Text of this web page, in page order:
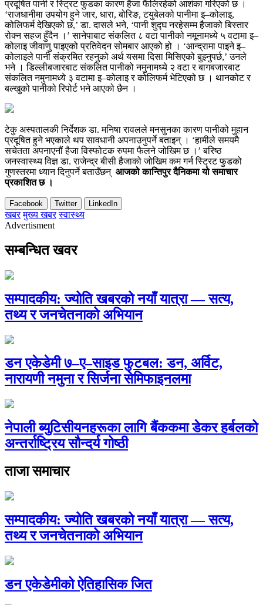
प्रदूषित पानी र स्ट्रिट फुडका कारण हैजा फैलिरहेको आशंका गरिएको छ ।
‘राजधानीमा उपयोग हुने जार, धारा, बोरिङ, टयुबेलको पानीमा इ–कोलाइ,
कोलिफर्म देखिएको छ,’ डा. दासले भने, ‘पानी शुद्घ नरहेसम्म हैजाको बिस्तार
रोक्न सहज हुँदैन ।’ सानेपाबाट संकलित ८ वटा पानीको नमूनामध्ये ५ वटामा इ–
कोलाइ जीवाणु पाइएको प्रतिवेदन सोमबार आएको हो । ‘आन्द्रामा पाइने इ–
कोलाइले पानी संक्रमित रहनुको अर्थ यसमा दिसा मिसिएको बुझ्नुपर्छ,’ उनले
भने । डिल्लीबजारबाट संकलित पानीको नमुनामध्ये २ वटा र बागबजारबाट
संकलित नमुनामध्ये ३ वटामा इ–कोलाइ र कोलिफर्म भेटिएको छ । थानकोट र
बल्खुको पानीको रिपोर्ट भने आएको छैन ।
टेकु अस्पतालकी निर्देशक डा. मनिषा रावलले मनसुनका कारण पानीको मुहान
प्रदूषित हुने भएकाले थप सावधानी अपनाउनुपर्ने बताइन् । ‘हामीले समयमै
सचेतता अपनाएनौं हैजा विस्फोटक रुपमा फैलने जोखिम छ ।’ बरिष्ठ
जनस्वास्थ्य विज्ञ डा. राजेन्द्र बीसी हैजाको जोखिम कम गर्न स्ट्रिट फुडको
गुणस्तरमा ध्यान दिनुपर्ने बताउँछन् आजको कान्तिपुर दैनिकमा यो समाचार
प्रकाशित छ ।
Facebook Twitter LinkedIn
खबर मुख्य खबर स्वास्थ्य
Advertisment
सम्बन्धित खवर
सम्पादकीय: ज्योति खबरको नयाँ यात्रा — सत्य,
तथ्य र जनचेतनाको अभियान
डन एकेडेमी ७–ए–साइड फुटबल: डन, अर्विट,
नारायणी नमुना र सिर्जना सेमिफाइनलमा
नेपाली ब्युटिसीयनहरूका लागि बैंककमा डेकर हर्बलको
अन्तर्राष्ट्रिय सौन्दर्य गोष्ठी
ताजा समाचार
सम्पादकीय: ज्योति खबरको नयाँ यात्रा — सत्य,
तथ्य र जनचेतनाको अभियान
डन एकेडेमीको ऐतिहासिक जित